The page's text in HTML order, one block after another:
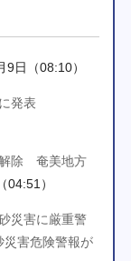
9日（08:10）
発表
解除 奄美地方
04:51）
災害に厳重警
害危険警報が